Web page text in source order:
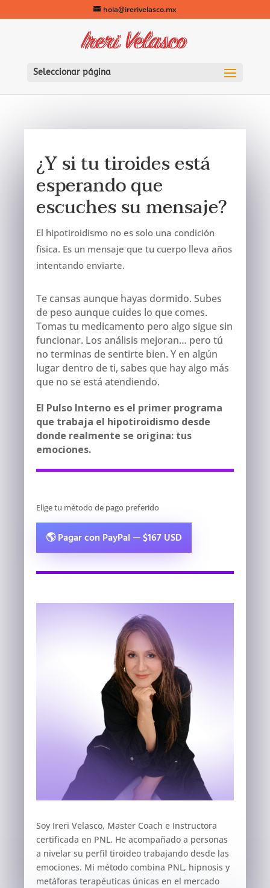
hola@irerivelasco.mx
Seleccionar página
¿Y si tu tiroides está
esperando que
escuches su mensaje?
El hipotiroidismo no es solo una condición
física. Es un mensaje que tu cuerpo lleva años
intentando enviarte.
Te cansas aunque hayas dormido. Subes
de peso aunque cuides lo que comes.
Tomas tu medicamento pero algo sigue sin
funcionar. Los análisis mejoran… pero tú
no terminas de sentirte bien. Y en algún
lugar dentro de ti, sabes que hay algo más
que no se está atendiendo.
El Pulso Interno es el primer programa
que trabaja el hipotiroidismo desde
donde realmente se origina: tus
emociones.
Elige tu método de pago preferido
🌎 Pagar con PayPal — $167 USD
Soy Ireri Velasco, Master Coach e Instructora
certificada en PNL. He acompañado a personas
a nivelar su perfil tiroideo trabajando desde las
emociones. Mi método combina PNL, hipnosis y
metáforas terapéuticas únicas en el mercado